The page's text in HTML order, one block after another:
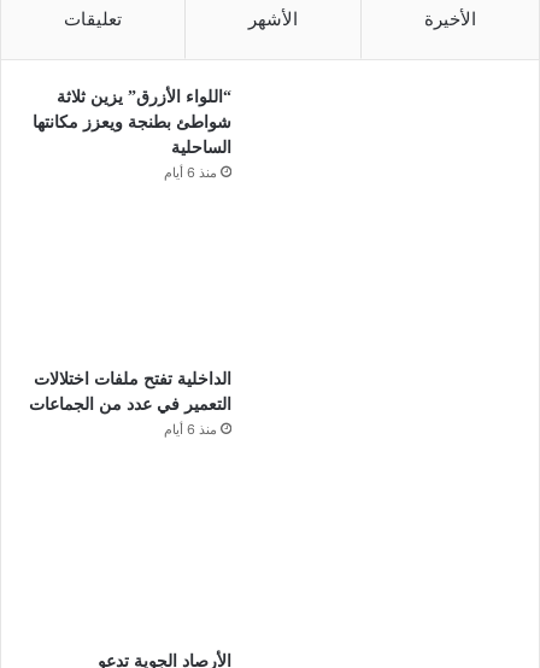
الأخيرة الأشهر تعليقات
“اللواء الأزرق” يزين ثلاثة
شواطئ بطنجة ويعزز مكانتها
الساحلية
منذ 6 أيام
الداخلية تفتح ملفات اختلالات
التعمير في عدد من الجماعات
منذ 6 أيام
الأرصاد الجوية تدعو